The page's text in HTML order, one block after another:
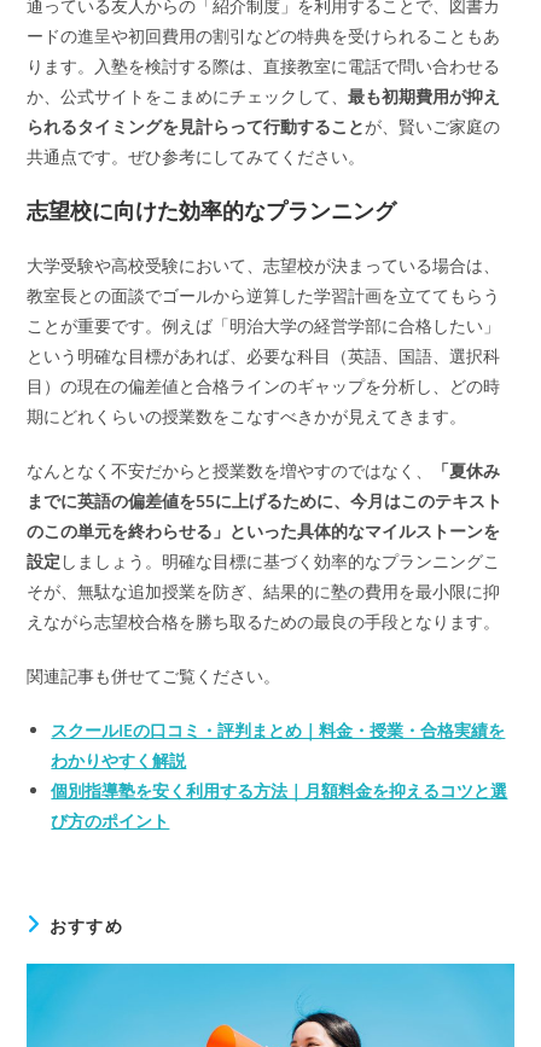
通っている友人からの「紹介制度」を利用することで、図書カ
ードの進呈や初回費用の割引などの特典を受けられることもあ
ります。入塾を検討する際は、直接教室に電話で問い合わせる
か、公式サイトをこまめにチェックして、最も初期費用が抑え
られるタイミングを見計らって行動することが、賢いご家庭の
共通点です。ぜひ参考にしてみてください。
志望校に向けた効率的なプランニング
大学受験や高校受験において、志望校が決まっている場合は、
教室長との面談でゴールから逆算した学習計画を立ててもらう
ことが重要です。例えば「明治大学の経営学部に合格したい」
という明確な目標があれば、必要な科目（英語、国語、選択科
目）の現在の偏差値と合格ラインのギャップを分析し、どの時
期にどれくらいの授業数をこなすべきかが見えてきます。
なんとなく不安だからと授業数を増やすのではなく、
「夏休み
までに英語の偏差値を55に上げるために、今月はこのテキスト
のこの単元を終わらせる」といった具体的なマイルストーンを
設定 しましょう。明確な目標に基づく効率的なプランニングこ
そが、無駄な追加授業を防ぎ、結果的に塾の費用を最小限に抑
えながら志望校合格を勝ち取るための最良の手段となります。
関連記事も併せてご覧ください。
スクールIEの口コミ・評判まとめ｜料金・授業・合格実績を
わかりやすく解説
個別指導塾を安く利用する方法｜月額料金を抑えるコツと選
び方のポイント
おすすめ